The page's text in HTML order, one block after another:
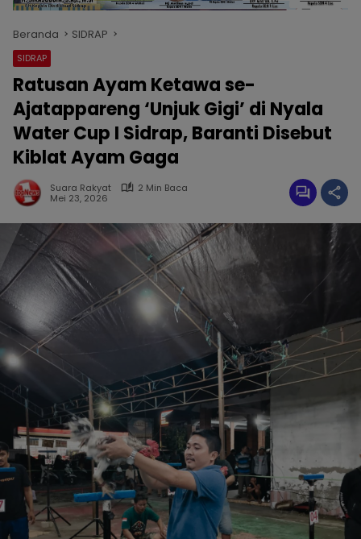
Beranda SIDRAP
SIDRAP
Ratusan Ayam Ketawa se-
Ajatappareng ‘Unjuk Gigi’ di Nyala
Water Cup I Sidrap, Baranti Disebut
Kiblat Ayam Gaga
Suara Rakyat
2 Min Baca
Mei 23, 2026